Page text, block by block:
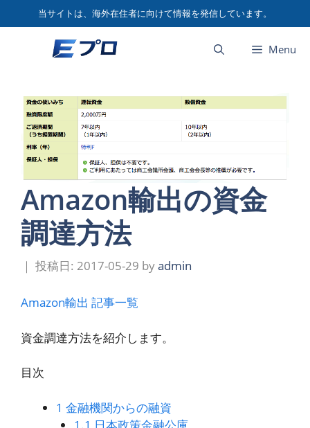
ン
当サイトは、海外在住者に向けて情報を発信しています。
Menu
Amazon輸出の資金
調達方法
2017-05-29 byadmin
Amazon輸出 記事一覧
資金調達方法を紹介します。
目次
1 金融機関からの融資
1.1 日本政策金融公庫